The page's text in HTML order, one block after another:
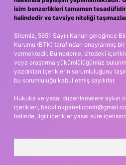
isim benzerlikleri tamamen
halindedir ve tavsiye niteliği
Sitemiz, 5651 Sayılı Kanun gereğince
Kurumu (BTK) tarafından onaylanmış
vermektedir. Bu nedenle, sitedeki
veya araştırma yükümlülüğümüz
yazdıkları içeriklerin sorumluluğunu
bu sorumluluğu kabul etmiş sayılırlar.
Hukuka ve yasal düzenlemelere aykırı
içerikleri,
halinde, ilgili içerikler yasal süre